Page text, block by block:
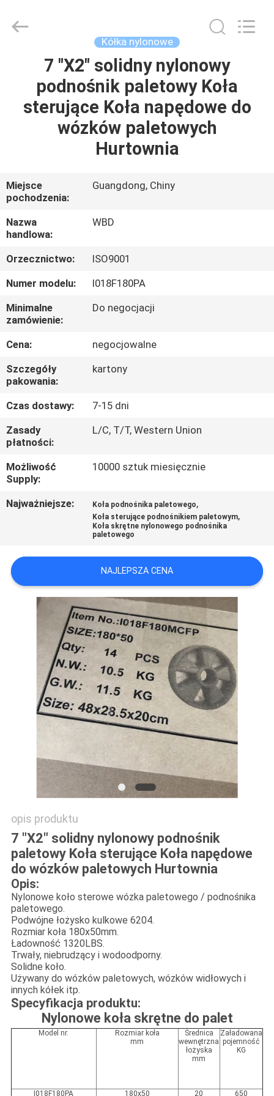
PRODUKTY
O
NAS
WYCIECZKA
PO
FABRYCE
KONTROLA
JAKOŚCI
SKONTAKTUJ
SIĘ
Z
NAMI
POPROSIĆ
O
SITEMAP
PRIVACY
Metal
Kółka nylonowe
7 "X2" solidny nylonowy
podnośnik paletowy Koła
sterujące Koła napędowe do
wózków paletowych
Hurtownia
Miejsce
pochodzenia:
Guangdong, Chiny
Nazwa
handlowa:
WBD
Orzecznictwo:
ISO9001
Numer modelu:
I018F180PA
Minimalne
zamówienie:
Do negocjacji
Cena:
negocjowalne
Szczegóły
pakowania:
kartony
Czas dostawy:
7-15 dni
Zasady
płatności:
L/C, T/T, Western Union
Możliwość
Supply:
10000 sztuk miesięcznie
Najważniejsze: Koła podnośnika paletowego,
Koła sterujące podnośnikiem paletowym,
Koła skrętne nylonowego podnośnika
paletowego
NAJLEPSZA CENA
opis produktu
7 "X2" solidny nylonowy podnośnik
paletowy Koła sterujące Koła napędowe
do wózków paletowych Hurtownia
Opis:
Nylonowe koło sterowe wózka paletowego / podnośnika
paletowego.
Podwójne łożysko kulkowe 6204.
Rozmiar koła 180x50mm.
Ładowność 1320LBS.
Trwały, niebrudzący i wodoodporny.
Solidne koło.
Używany do wózków paletowych, wózków widłowych i
innych kółek itp.
Specyfikacja produktu:
Nylonowe koła skrętne do palet
Model nr.
Rozmiar koła
mm
Średnica
wewnętrzna
łożyska
mm
Załadowana
pojemność
KG
I018F180PA 180x50 20 650